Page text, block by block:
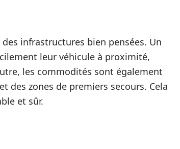
infrastructures bien pensées. Un
leur véhicule à proximité,
les commodités sont également
des zones de premiers secours. Cela
et sûr.